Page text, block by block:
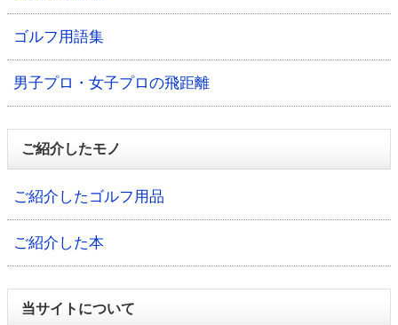
ゴルフ用語集
男子プロ・女子プロの飛距離
ご紹介したモノ
ご紹介したゴルフ用品
ご紹介した本
当サイトについて